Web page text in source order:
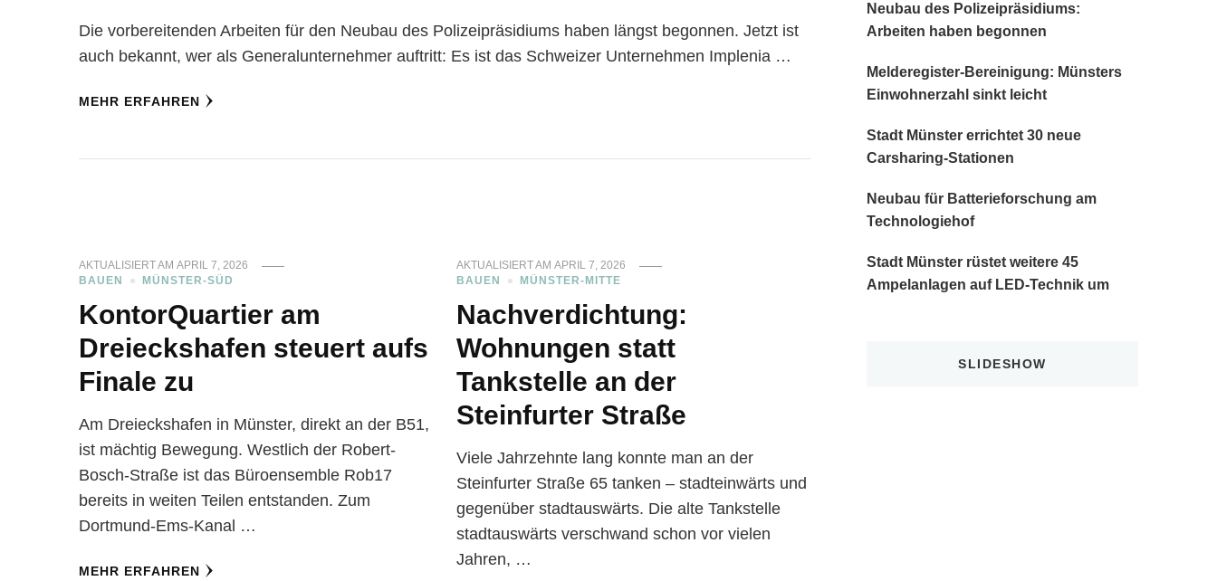
Die vorbereitenden Arbeiten für den Neubau des Polizeipräsidiums haben längst begonnen. Jetzt ist
auch bekannt, wer als Generalunternehmer auftritt: Es ist das Schweizer Unternehmen Implenia …
MEHR ERFAHREN
AKTUALISIERT AMAPRIL 7, 2026
BAUEN
MÜNSTER-SÜD
KontorQuartier am
Dreieckshafen steuert aufs
Finale zu
Am Dreieckshafen in Münster, direkt an der B51,
ist mächtig Bewegung. Westlich der Robert-
Bosch-Straße ist das Büroensemble Rob17
bereits in weiten Teilen entstanden. Zum
Dortmund-Ems-Kanal …
MEHR ERFAHREN
AKTUALISIERT AM APRIL 7, 2026
BAUEN
MÜNSTER-MITTE
Nachverdichtung:
Wohnungen statt
Tankstelle an der
Steinfurter Straße
Viele Jahrzehnte lang konnte man an der
Steinfurter Straße 65 tanken – stadteinwärts und
gegenüber stadtauswärts. Die alte Tankstelle
stadtauswärts verschwand schon vor vielen
Jahren, …
Neubau des Polizeipräsidiums:
Arbeiten haben begonnen
Melderegister-Bereinigung: Münsters
Einwohnerzahl sinkt leicht
Stadt Münster errichtet 30 neue
Carsharing-Stationen
Neubau für Batterieforschung am
Technologiehof
Stadt Münster rüstet weitere 45
Ampelanlagen auf LED-Technik um
SLIDESHOW